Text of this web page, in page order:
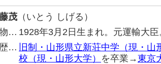
茂 （いとう しげる）
… 1928年3月2日生まれ。元運輸大臣
…
旧制・山形県立新荘中学（現・山
校（現・山形大学） を卒業→東京